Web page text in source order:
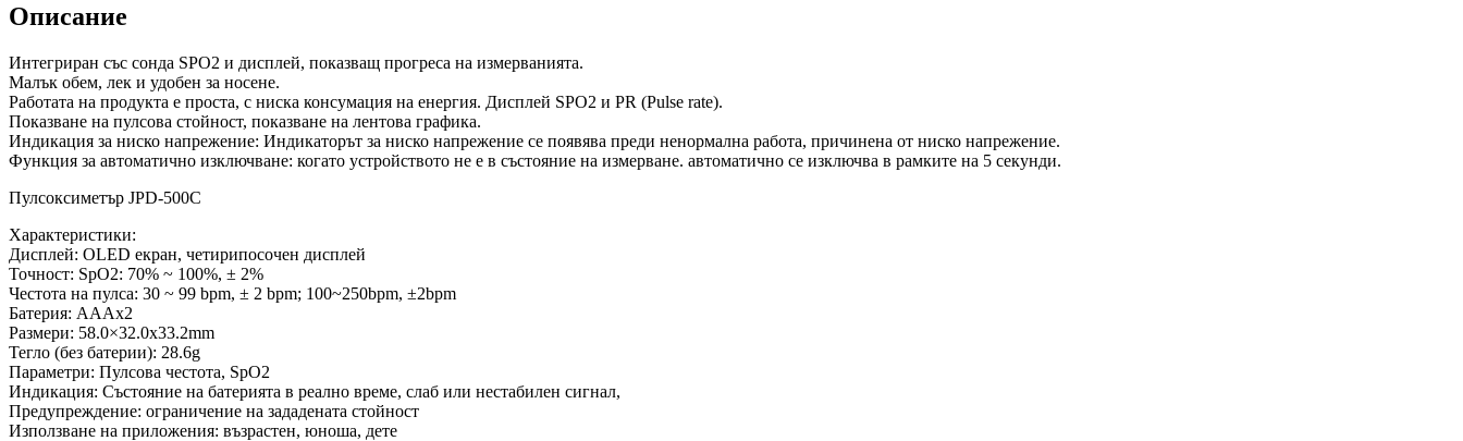
Описание
Интегриран със сонда SPO2 и дисплей, показващ прогреса на измерванията.
Малък обем, лек и удобен за носене.
Работата на продукта е проста, с ниска консумация на енергия. Дисплей SPO2 и PR (Pulse rate).
Показване на пулсова стойност, показване на лентова графика.
Индикация за ниско напрежение: Индикаторът за ниско напрежение се появява преди ненормална работа, причинена от ниско напрежение.
Функция за автоматично изключване: когато устройството не е в състояние на измерване. автоматично се изключва в рамките на 5 секунди.
Пулсоксиметър JPD-500C
Характеристики:
Дисплей: OLED екран, четирипосочен дисплей
Точност: SpO2: 70% ~ 100%, ± 2%
Честота на пулса: 30 ~ 99 bpm, ± 2 bpm; 100~250bpm, ±2bpm
Батерия: AAAx2
Размери: 58.0×32.0x33.2mm
Тегло (без батерии): 28.6g
Параметри: Пулсова честота, SpO2
Индикация: Състояние на батерията в реално време, слаб или нестабилен сигнал,
Предупреждение: ограничение на зададената стойност
Използване на приложения: възрастен, юноша, дете